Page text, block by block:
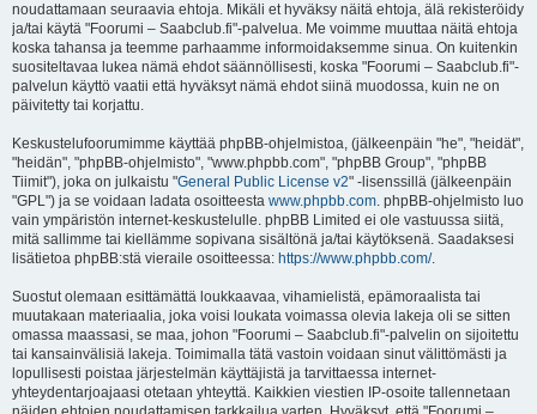
noudattamaan seuraavia ehtoja. Mikäli et hyväksy näitä ehtoja, älä rekisteröidy
ja/tai käytä "Foorumi – Saabclub.fi"-palvelua. Me voimme muuttaa näitä ehtoja
koska tahansa ja teemme parhaamme informoidaksemme sinua. On kuitenkin
suositeltavaa lukea nämä ehdot säännöllisesti, koska "Foorumi – Saabclub.fi"-
palvelun käyttö vaatii että hyväksyt nämä ehdot siinä muodossa, kuin ne on
päivitetty tai korjattu.
Keskustelufoorumimme käyttää phpBB-ohjelmistoa, (jälkeenpäin "he", "heidät",
"heidän", "phpBB-ohjelmisto", "www.phpbb.com", "phpBB Group", "phpBB
Tiimit"), joka on julkaistu "General Public License v2" -lisenssillä (jälkeenpäin
"GPL") ja se voidaan ladata osoitteesta www.phpbb.com. phpBB-ohjelmisto luo
vain ympäristön internet-keskustelulle. phpBB Limited ei ole vastuussa siitä,
mitä sallimme tai kiellämme sopivana sisältönä ja/tai käytöksenä. Saadaksesi
lisätietoa phpBB:stä vieraile osoitteessa: https://www.phpbb.com/.
Suostut olemaan esittämättä loukkaavaa, vihamielistä, epämoraalista tai
muutakaan materiaalia, joka voisi loukata voimassa olevia lakeja oli se sitten
omassa maassasi, se maa, johon "Foorumi – Saabclub.fi"-palvelin on sijoitettu
tai kansainvälisiä lakeja. Toimimalla tätä vastoin voidaan sinut välittömästi ja
lopullisesti poistaa järjestelmän käyttäjistä ja tarvittaessa internet-
yhteydentarjoajaasi otetaan yhteyttä. Kaikkien viestien IP-osoite tallennetaan